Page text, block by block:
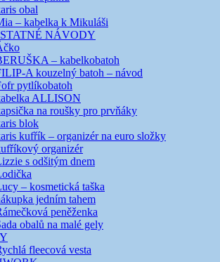
obal
– kabelka k Mikuláši
NÁVODY
– kabelkobatoh
A kouzelný batoh – návod
pytlíkobatoh
ALLISON
na roušky pro prvňáky
blok
kufřík – organizér na euro složky
organizér
s odšitým dnem
– kosmetická taška
jedním tahem
peněženka
obalů na malé gely
fleecová vesta